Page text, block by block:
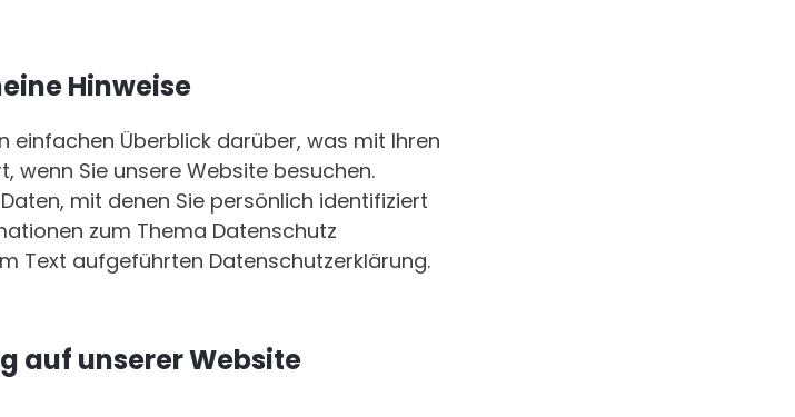
Hinweise
einfachen Überblick darüber, was mit Ihren
wenn Sie unsere Website besuchen.
mit denen Sie persönlich identifiziert
zum Thema Datenschutz
Text aufgeführten Datenschutzerklärung.
auf unserer Website